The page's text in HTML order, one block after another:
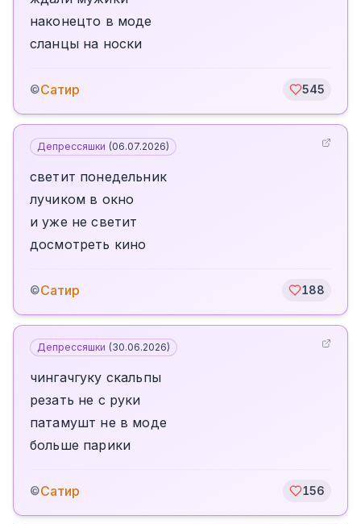
наконецто в моде
сланцы на носки
©Сатир 545
Депрессяшки (06.07.2026)
светит понедельник
лучиком в окно
и уже не светит
досмотреть кино
©Сатир 188
Депрессяшки (30.06.2026)
чингачгуку скальпы
резать не с руки
патамушт не в моде
больше парики
©Сатир 156